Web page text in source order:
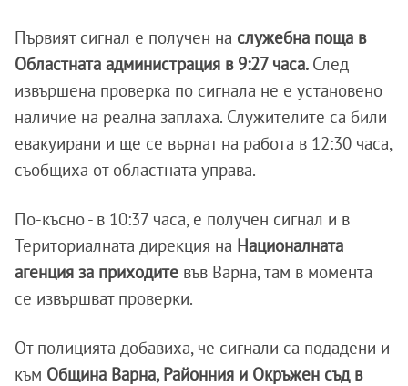
Първият сигнал е получен на служебна поща в
Областната администрация в 9:27 часа. След
извършена проверка по сигнала не е установено
наличие на реална заплаха. Служителите са били
евакуирани и ще се върнат на работа в 12:30 часа,
съобщиха от областната управа.
По-късно - в 10:37 часа, е получен сигнал и в
Териториалната дирекция на Националната
агенция за приходите във Варна, там в момента
се извършват проверки.
От полицията добавиха, че сигнали са подадени и
към Община Варна, Районния и Окръжен съд в